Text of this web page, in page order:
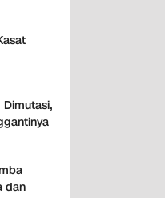
Dimutasi,
dan